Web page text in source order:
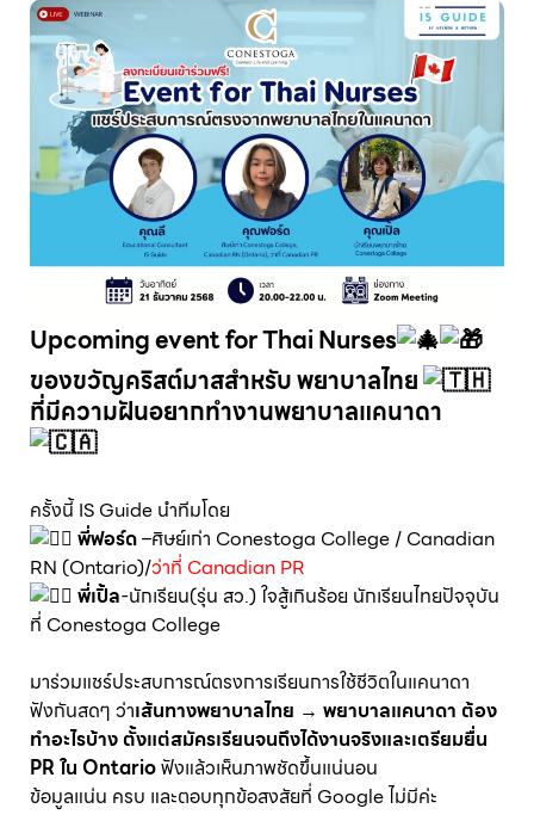
Upcoming event for Thai Nurses
ของขวัญคริสต์มาสสำหรับ พยาบาลไทย
ที่มีความฝันอยากทำงานพยาบาลแคนาดา
ครั้งนี้ IS Guide นำทีมโดย
พี่ฟอร์ด–ศิษย์เก่า Conestoga College / Canadian
RN (Ontario)/ว่าที่ Canadian PR
พี่เปิ้ล-นักเรียน(รุ่น สว.) ใจสู้เกินร้อย นักเรียนไทยปัจจุบัน
ที่ Conestoga College
มาร่วมแชร์ประสบการณ์ตรงการเรียนการใช้ชีวิตในแคนาดา
ฟังกันสดๆ ว่าเส้นทางพยาบาลไทย → พยาบาลแคนาดา ต้อง
ทำอะไรบ้าง ตั้งแต่สมัครเรียนจนถึงได้งานจริงและเตรียมยื่น
PR ใน Ontarioฟังแล้วเห็นภาพชัดขึ้นแน่นอน
ข้อมูลแน่น ครบ และตอบทุกข้อสงสัยที่ Google ไม่มีค่ะ